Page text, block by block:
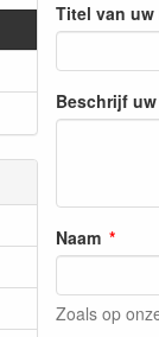
Titel van uw
Beschrijf
Naam
Zoals op